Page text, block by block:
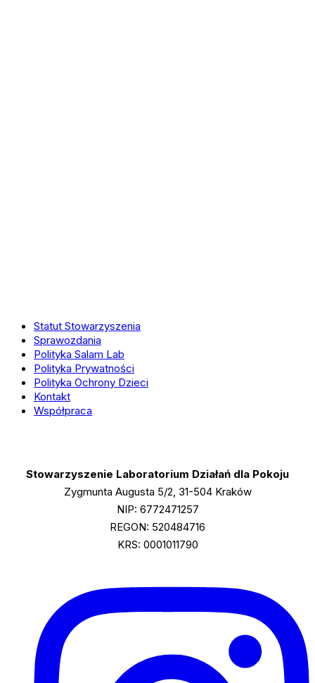
Statut Stowarzyszenia
Sprawozdania
Polityka Salam Lab
Polityka Prywatności
Polityka Ochrony Dzieci
Kontakt
Współpraca
Stowarzyszenie Laboratorium Działań dla Pokoju
Zygmunta Augusta 5/2, 31-504 Kraków
NIP: 6772471257
REGON: 520484716
KRS: 0001011790